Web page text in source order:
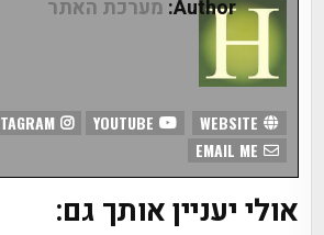
Author: מערכת האתר
INSTAGRAM
אולי יעניין אותך גם: